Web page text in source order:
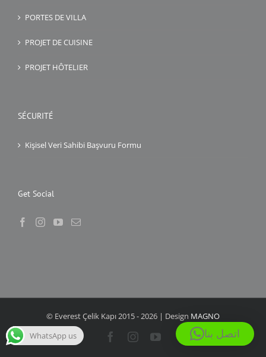
PORTES DE VILLA
PROJET DE CUISINE
PROJET HÔTELIER
SÉCURITÉ
Kişisel Veri Sahibi Başvuru Formu
Get Social
© Everest Çelik Kapı 2015 -2026 | Design MAGNO
FacebookInstagramYouTube
WhatsApp us اتصل بنا